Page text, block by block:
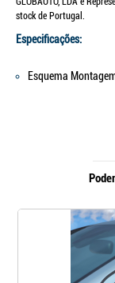
stock de Portugal.
Especificações:
Esquema